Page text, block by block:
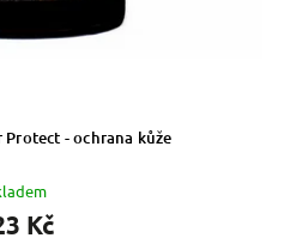
- ochrana kůže
Kč